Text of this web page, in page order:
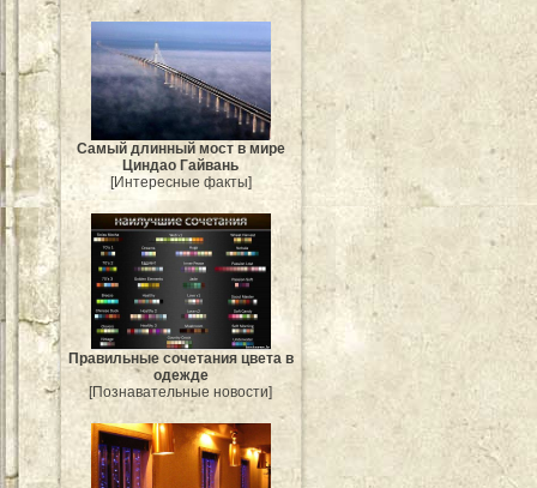
Самый длинный мост в мире
Циндао Гайвань
[Интересные факты]
Правильные сочетания цвета в
одежде
[Познавательные новости]